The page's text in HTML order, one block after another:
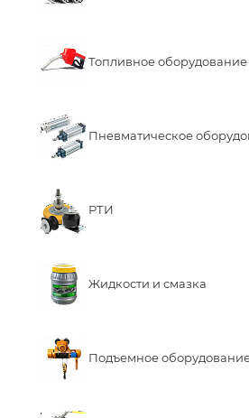
Топливное оборудование
Пневматическое
РТИ
Жидкости и смазка
Подъемное